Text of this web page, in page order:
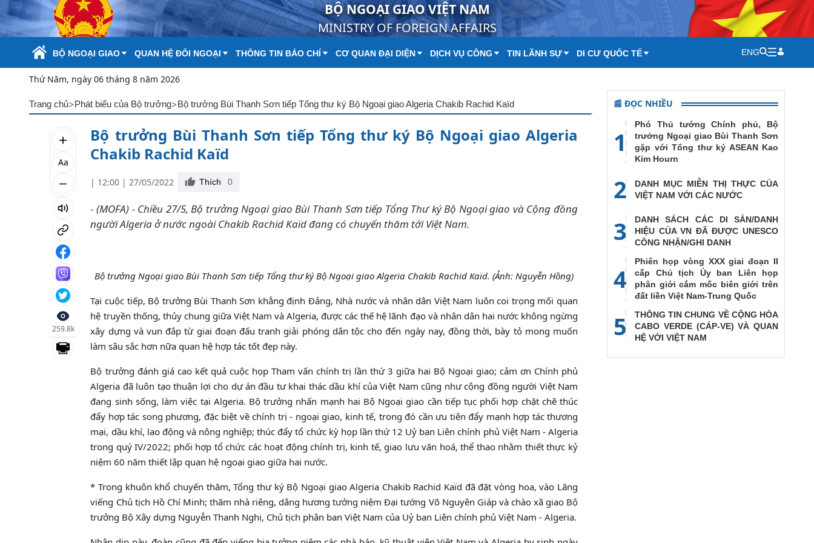
Skip to Main Content BỘ NGOẠI GIAO VIỆT NAM
MINISTRY OF FOREIGN AFFAIRS
BỘ NGOẠI GIAO QUAN HỆ ĐỐI NGOẠI THÔNG TIN BÁO CHÍ CƠ QUAN ĐẠI DIỆN DỊCH VỤ CÔNG TIN LÃNH SỰ DI CƯ QUỐC TẾ ENG
Thứ Năm, ngày 06 tháng 8 năm 2026
Trang chủ>Phát biểu của Bộ trưởng>Bộ trưởng Bùi Thanh Sơn tiếp Tổng thư ký Bộ Ngoại giao Algeria Chakib Rachid Kaïd
Aa
259.8k
Bộ trưởng Bùi Thanh Sơn tiếp Tổng thư ký Bộ Ngoại giao Algeria
Chakib Rachid Kaïd
| 12:00 | 27/05/2022 Thích 0
- (MOFA) - Chiều 27/5, Bộ trưởng Ngoại giao Bùi Thanh Sơn tiếp Tổng Thư ký Bộ Ngoại giao và Cộng đồng
người Algeria ở nước ngoài Chakib Rachid Kaïd đang có chuyến thăm tới Việt Nam.
Bộ trưởng Ngoại giao Bùi Thanh Sơn tiếp Tổng thư ký Bộ Ngoại giao Algeria Chakib Rachid Kaïd. (Ảnh: Nguyễn Hồng)
Tại cuộc tiếp, Bộ trưởng Bùi Thanh Sơn khẳng định Đảng, Nhà nước và nhân dân Việt Nam luôn coi trọng mối quan
hệ truyền thống, thủy chung giữa Việt Nam và Algeria, được các thế hệ lãnh đạo và nhân dân hai nước không ngừng
xây dựng và vun đắp từ giai đoạn đấu tranh giải phóng dân tộc cho đến ngày nay, đồng thời, bày tỏ mong muốn
làm sâu sắc hơn nữa quan hệ hợp tác tốt đẹp này.
Bộ trưởng đánh giá cao kết quả cuộc họp Tham vấn chính trị lần thứ 3 giữa hai Bộ Ngoại giao; cảm ơn Chính phủ
Algeria đã luôn tạo thuận lợi cho dự án đầu tư khai thác dầu khí của Việt Nam cũng như cộng đồng người Việt Nam
đang sinh sống, làm việc tại Algeria. Bộ trưởng nhấn mạnh hai Bộ Ngoại giao cần tiếp tục phối hợp chặt chẽ thúc
đẩy hợp tác song phương, đặc biệt về chính trị - ngoại giao, kinh tế, trong đó cần ưu tiên đẩy mạnh hợp tác thương
mại, dầu khí, lao động và nông nghiệp; thúc đẩy tổ chức kỳ họp lần thứ 12 Uỷ ban Liên chính phủ Việt Nam - Algeria
trong quý IV/2022; phối hợp tổ chức các hoạt động chính trị, kinh tế, giao lưu văn hoá, thể thao nhằm thiết thực kỷ
niệm 60 năm thiết lập quan hệ ngoại giao giữa hai nước.
* Trong khuôn khổ chuyến thăm, Tổng thư ký Bộ Ngoại giao Algeria Chakib Rachid Kaïd đã đặt vòng hoa, vào Lăng
viếng Chủ tịch Hồ Chí Minh; thăm nhà riêng, dâng hương tưởng niệm Đại tướng Võ Nguyên Giáp và chào xã giao Bộ
trưởng Bộ Xây dựng Nguyễn Thanh Nghị, Chủ tịch phân ban Việt Nam của Uỷ ban Liên chính phủ Việt Nam - Algeria.
📰 ĐỌC NHIỀU
1
Phó Thủ tướng Chính phủ, Bộ
trưởng Ngoại giao Bùi Thanh Sơn
gặp với Tổng thư ký ASEAN Kao
Kim Hourn
2
DANH MỤC MIỄN THỊ THỰC CỦA
VIỆT NAM VỚI CÁC NƯỚC
3
DANH SÁCH CÁC DI SẢN/DANH
HIỆU CỦA VN ĐÃ ĐƯỢC UNESCO
CÔNG NHẬN/GHI DANH
4
Phiên họp vòng XXX giai đoạn II
cấp Chủ tịch Ủy ban Liên họp
phân giới cắm mốc biên giới trên
đất liền Việt Nam-Trung Quốc
5
THÔNG TIN CHUNG VỀ CỘNG HÒA
CABO VERDE (CÁP-VE) VÀ QUAN
HỆ VỚI VIỆT NAM